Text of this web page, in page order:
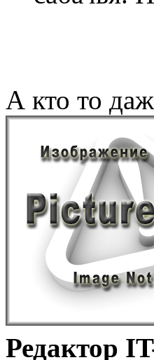
А кто то
Редактор